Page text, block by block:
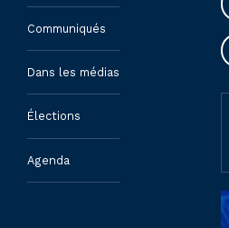
Communiqués
Dans les médias
Élections
Agenda